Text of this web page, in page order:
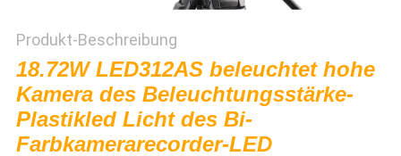
Produkt-Beschreibung
18.72W LED312AS beleuchtet hohe
Kamera des Beleuchtungsstärke-
Plastikled Licht des Bi-
Farbkamerarecorder-LED